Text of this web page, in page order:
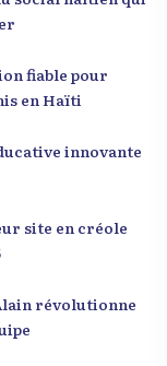
fiable pour
en Haïti
innovante
site en créole
révolutionne